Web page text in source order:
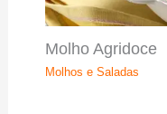
Molho Agridoce
Molhos e Saladas